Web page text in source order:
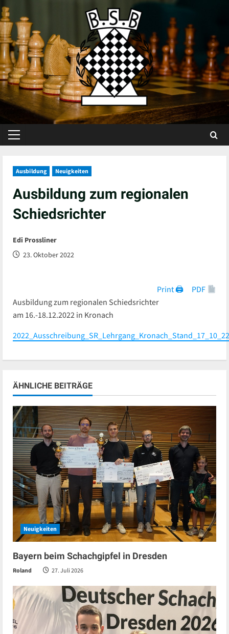
Skip
to
content
Primary
Ausbildung Neuigkeiten
Ausbildung zum regionalen
Schiedsrichter
Edi Prossliner
23. Oktober 2022
Print 🖨
PDF
Ausbildung zum regionalen Schiedsrichter
am 16.-18.12.2022 in Kronach
2022_Ausschreibung_SR_Lehrgang_Kronach_Stand_17_10_22
ÄHNLICHE BEITRÄGE
Neuigkeiten
Bayern beim Schachgipfel in Dresden
Roland 27. Juli 2026